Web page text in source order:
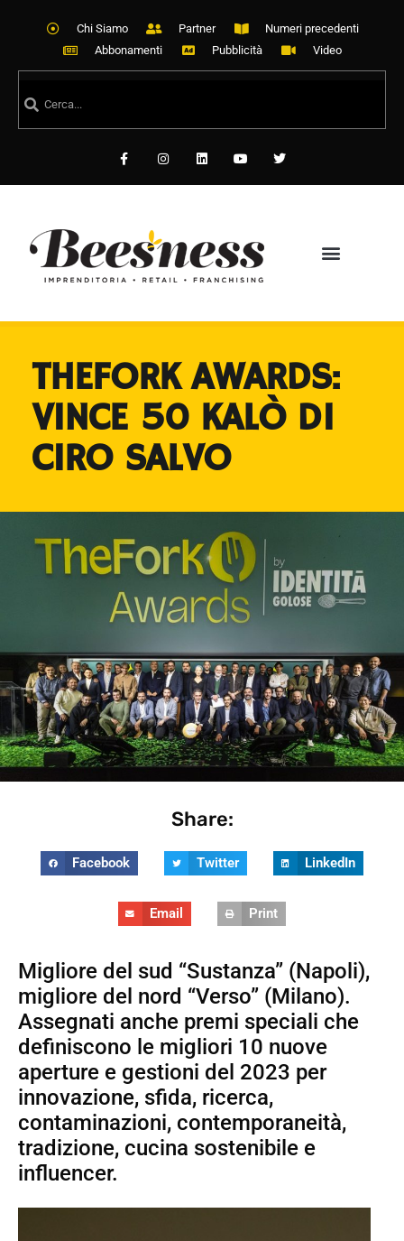
Chi Siamo Partner
Numeri precedenti
Abbonamenti
Pubblicità Video
THEFORK AWARDS:
VINCE 50 KALÒ DI
CIRO SALVO
Share:
Facebook Twitter LinkedIn
Email Print
Migliore del sud “Sustanza” (Napoli),
migliore del nord “Verso” (Milano).
Assegnati anche premi speciali che
definiscono le migliori 10 nuove
aperture e gestioni del 2023 per
innovazione, sfida, ricerca,
contaminazioni, contemporaneità,
tradizione, cucina sostenibile e
influencer.